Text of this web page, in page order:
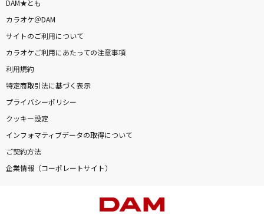
DAM★とも
カラオケ＠DAM
サイトのご利用について
カラオケご利用にあたっての注意事項
利用規約
特定商取引法に基づく表示
プライバシーポリシー
クッキー設定
インフォマティブデータの取得について
ご契約方法
企業情報（コーポレートサイト）